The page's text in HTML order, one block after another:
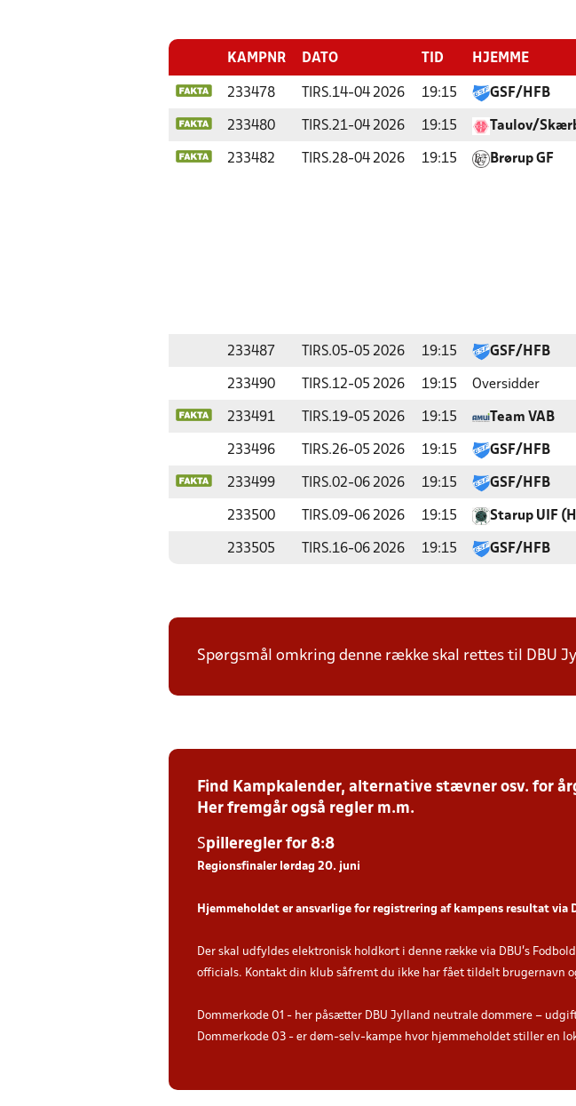
KAMPNR DATO TID HJEMME
233478 TIRS.14-04 2026 19:15 GSF/HFB
233480 TIRS.21-04 2026 19:15 Taulov/
233482 TIRS.28-04 2026 19:15 Brørup GF
233487 TIRS.05-05 2026 19:15 GSF/HFB
233490 TIRS.12-05 2026 19:15 Oversidder
233491 TIRS.19-05 2026 19:15 Team VAB
233496 TIRS.26-05 2026 19:15 GSF/HFB
233499 TIRS.02-06 2026 19:15 GSF/HFB
233500 TIRS.09-06 2026 19:15 Starup UIF
233505 TIRS.16-06 2026 19:15 GSF/HFB
Spørgsmål omkring denne række skal rettes til DBU
Find Kampkalender, alternative stævner osv. for
Her fremgår også regler m.m.
Spilleregler for 8:8
Regionsfinaler lørdag 20. juni
Hjemmeholdet er ansvarlige for registrering af kampens resultat via
Der skal udfyldes elektronisk holdkort i denne række via DBU's
officials. Kontakt din klub såfremt du ikke har fået tildelt brugernavn
Dommerkode 01 - her påsætter DBU Jylland neutrale dommere –
Dommerkode 03 - er døm-selv-kampe hvor hjemmeholdet stiller en